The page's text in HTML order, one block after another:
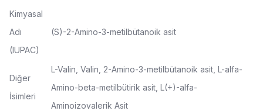
Kimyasal
Adı
(IUPAC)
(S)-2-Amino-3-metilbütanoik asit
Diğer
İsimleri
L-Valin, Valin, 2-Amino-3-metilbütanoik asit, L-alfa-
Amino-beta-metilbütirik asit, L(+)-alfa-
Aminoizovalerik Asit